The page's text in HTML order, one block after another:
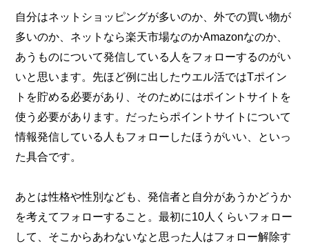
自分はネットショッピングが多いのか、外での買い物が
多いのか、ネットなら楽天市場なのかAmazonなのか、
あうものについて発信している人をフォローするのがい
いと思います。先ほど例に出したウエル活ではTポイン
トを貯める必要があり、そのためにはポイントサイトを
使う必要があります。だったらポイントサイトについて
情報発信している人もフォローしたほうがいい、といっ
た具合です。
あとは性格や性別なども、発信者と自分があうかどうか
を考えてフォローすること。最初に10人くらいフォロー
して、そこからあわないなと思った人はフォロー解除す